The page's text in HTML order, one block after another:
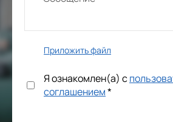
Приложить файл
Я ознакомлен(а) с
соглашением*